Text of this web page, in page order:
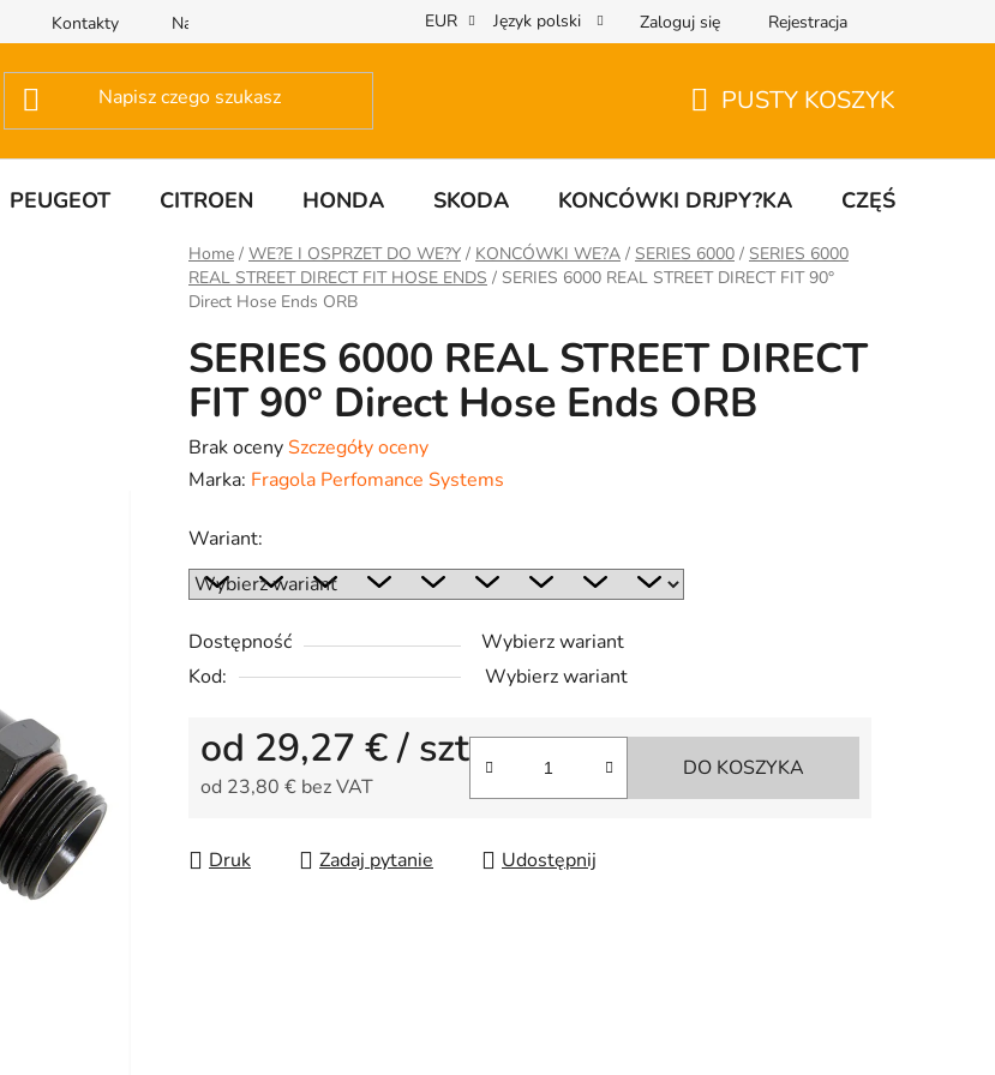
Kontakty Napisz do nas EUR Język polski Zaloguj się Rejestracja
PUSTY KOSZYK
PEUGEOT CITROEN HONDA SKODA KONCÓWKI DRJPY?KA CZĘŚCI
Home / WE?E I OSPRZET DO WE?Y / KONCÓWKI WE?A / SERIES 6000 / SERIES 6000
REAL STREET DIRECT FIT HOSE ENDS / SERIES 6000 REAL STREET DIRECT FIT 90°
Direct Hose Ends ORB
SERIES 6000 REAL STREET DIRECT
FIT 90° Direct Hose Ends ORB
Średnia
ocena
wynosi
0,0
na
5
gwiazdek.
Brak ocenySzczegóły oceny
Marka: Fragola Perfomance Systems
Wariant:
Dostępność
Wybierz wariant
Kod:
Wybierz wariant
od 29,27 €/ szt
od 23,80 € bez VAT
DO KOSZYKA
Druk Zadaj pytanie Udostępnij